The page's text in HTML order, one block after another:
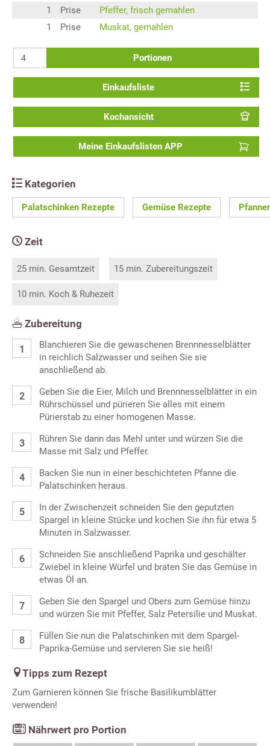
1
Prise
Pfeffer, frisch gemahlen
1
Prise Muskat, gemahlen
Portionen
Einkaufsliste
Kochansicht
Meine Einkaufslisten APP
Kategorien
Palatschinken Rezepte Gemüse Rezepte
Zeit
25 min. Gesamtzeit 15 min. Zubereitungszeit
10 min. Koch & Ruhezeit
Zubereitung
Blanchieren Sie die gewaschenen Brennnesselblätter
in reichlich Salzwasser und seihen Sie sie
anschließend ab.
Geben Sie die Eier, Milch und Brennnesselblätter in ein
Rührschüssel und pürieren Sie alles mit einem
Pürierstab zu einer homogenen Masse.
Rühren Sie dann das Mehl unter und würzen Sie die
Masse mit Salz und Pfeffer.
Backen Sie nun in einer beschichteten Pfanne die
Palatschinken heraus.
In der Zwischenzeit schneiden Sie den geputzten
Spargel in kleine Stücke und kochen Sie ihn für etwa 5
Minuten in Salzwasser.
Schneiden Sie anschließend Paprika und geschälter
Zwiebel in kleine Würfel und braten Sie das Gemüse in
etwas Öl an.
Geben Sie den Spargel und Obers zum Gemüse hinzu
und würzen Sie mit Pfeffer, Salz Petersilie und Muskat.
Füllen Sie nun die Palatschinken mit dem Spargel-
Paprika-Gemüse und servieren Sie sie heiß!
Tipps zum Rezept
Zum Garnieren können Sie frische Basilikumblätter
verwenden!
Nährwert pro Portion